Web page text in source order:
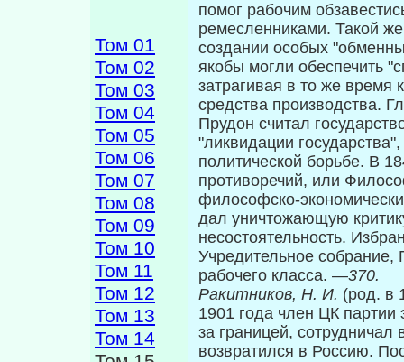
Том 01
Том 02
Том 03
Том 04
Том 05
Том 06
Том 07
Том 08
Том 09
Том 10
Том 11
Том 12
Том 13
Том 14
помог рабочим
ремесленниками. Такой
создании особых
якобы могли обеспечить
затрагивая в то же время
средства производства.
Прудон считал
"ликвидации
политической борьбе. В
противоречий, или
философско-
дал унич­тожающую
несостоятельность.
Учредительное
рабочего класса. —370.
Ракитников, Н. И. (род. в
1901 года член ЦК партии
за границей, сотрудничал
возвратился в Россию.